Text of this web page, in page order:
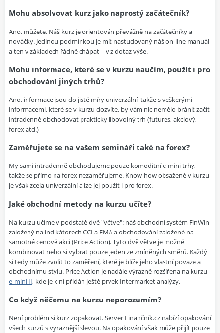
Mohu absolvovat kurz jako naprostý začátečník?
Ano, můžete. Náš kurz je orientován převážně na začátečníky a
nováčky. Jedinou podmínkou je mít nastudovaný náš on-line manuál
a ten v základech řádně chápat – viz dotaz výše.
Mohu informace, které se v kurzu naučím, použít i pro
obchodování jiných trhů?
Ano, informace jsou do jisté míry univerzální, takže s veškerými
informacemi, které se v kurzu dozvíte, by vám nic nemělo bránit začít
intradenně obchodovat prakticky libovolný trh (futures, akciový,
forex atd.)
Zaměřujete se na vašem semináři také na forex?
My sami intradenně obchodujeme pouze komoditní e-mini trhy,
takže se přímo na forex nezaměřujeme. Know-how obsažené v kurzu
je však zcela univerzální a lze jej použít i pro forex.
Jaké obchodní metody na kurzu učíte?
Na kurzu učíme v podstatě dvě "větve": náš obchodní systém FinWin
založený na indikátorech CCI a EMA a obchodování založené na
samotné cenové akci (Price Action). Tyto dvě větve je možné
kombinovat nebo si vybrat pouze jeden ze zmíněných směrů. Každý
si tedy může zvolit to zaměření, které je blíže jeho vlastní povaze a
obchodnímu stylu. Price Action je nadále výrazně rozšířena na kurzu
e-mini II, kde je k ní přidán ještě prvek Intermarket analýzy.
Co když něčemu na kurzu neporozumím?
Není problém si kurz zopakovat. Server Finančník.cz nabízí opakování
všech kurzů s výraznější slevou. Na opakování však může přijít pouze